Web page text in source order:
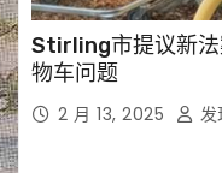
Stirling市提议新
物车问题
2 月 13, 2025 发